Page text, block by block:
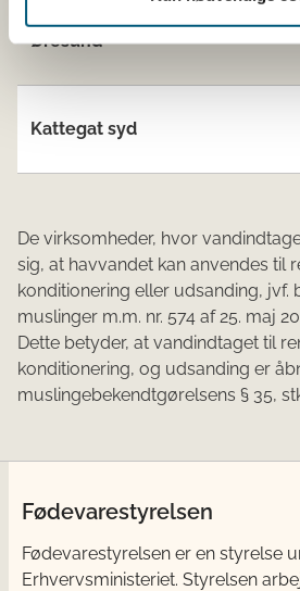
Øresund
Kattegat syd
De virksomheder, hvor
sig, at havvandet kan anvendes til
konditionering eller udsanding, jvf.
muslinger m.m. nr. 574 af 25. maj
Dette betyder, at vandindtaget til
konditionering, og udsanding er
muslingebekendtgørelsens § 35,
Fødevarestyrelsen
Fødevarestyrelsen er en styrelse
Erhvervsministeriet. Styrelsen